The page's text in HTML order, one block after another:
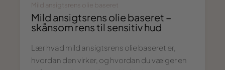
Mild ansigtsrens olie baseret
Mild ansigtsrens olie baseret –
skånsom rens til sensitiv hud
Lær hvad mild ansigtsrens olie baseret er,
hvordan den virker, og hvordan du vælger en